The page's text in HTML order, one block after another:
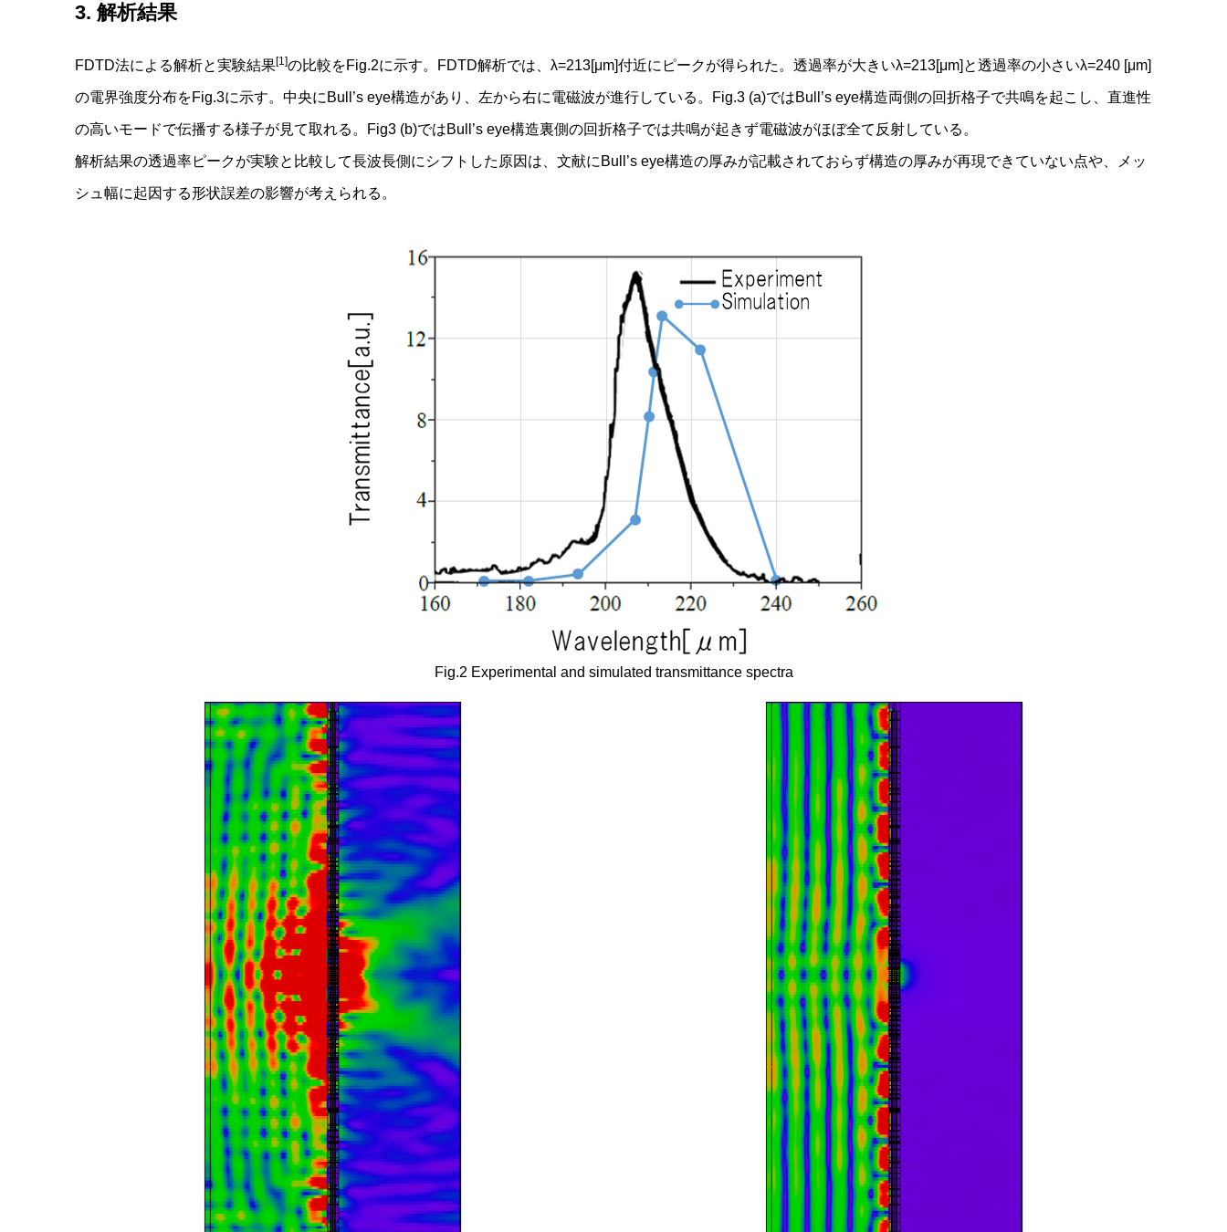
3. 解析結果
FDTD法による解析と実験結果[1]の比較をFig.2に示す。FDTD解析では、λ=213[μm]付近にピークが得られた。透過率が大きいλ=213[μm]と透過率の小さいλ=240 [μm]
の電界強度分布をFig.3に示す。中央にBull’s eye構造があり、左から右に電磁波が進行している。Fig.3 (a)ではBull’s eye構造両側の回折格子で共鳴を起こし、直進性
の高いモードで伝播する様子が見て取れる。Fig3 (b)ではBull’s eye構造裏側の回折格子では共鳴が起きず電磁波がほぼ全て反射している。
解析結果の透過率ピークが実験と比較して長波長側にシフトした原因は、文献にBull’s eye構造の厚みが記載されておらず構造の厚みが再現できていない点や、メッ
シュ幅に起因する形状誤差の影響が考えられる。
Fig.2 Experimental and simulated transmittance spectra